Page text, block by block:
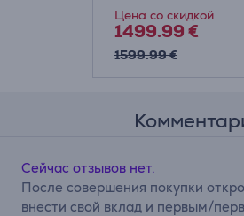
Цена со скидкой
1499.99 €
1599.99 €
Сейчас отзывов нет.
После совершения покупки
внести свой вклад и первым/